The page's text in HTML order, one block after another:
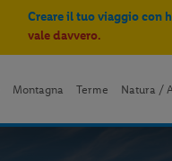
Creare il tuo viaggio con
vale davvero.
Montagna Terme Natura /